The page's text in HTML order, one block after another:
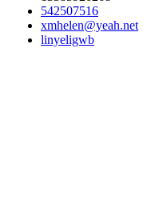
542507516
xmhelen@yeah.net
linyeligwb